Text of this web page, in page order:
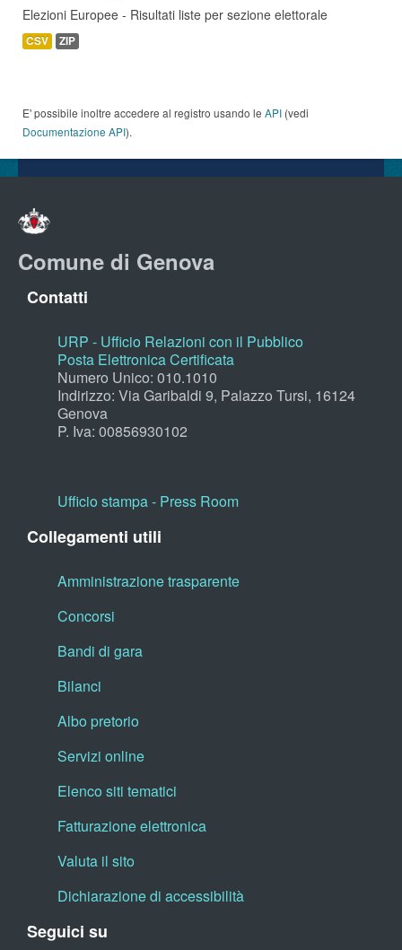
Elezioni Europee - Risultati liste per sezione elettorale
CSV ZIP
E' possibile inoltre accedere al registro usando le API (vedi
Documentazione API).
Comune di Genova
Contatti
URP - Ufficio Relazioni con il Pubblico
Posta Elettronica Certificata
Numero Unico: 010.1010
Indirizzo: Via Garibaldi 9, Palazzo Tursi, 16124
Genova
P. Iva: 00856930102
Ufficio stampa - Press Room
Collegamenti utili
Amministrazione trasparente
Concorsi
Bandi di gara
Bilanci
Albo pretorio
Servizi online
Elenco siti tematici
Fatturazione elettronica
Valuta il sito
Dichiarazione di accessibilità
Seguici su